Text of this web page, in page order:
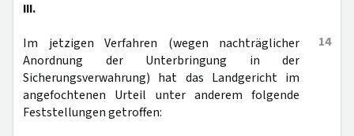
III.
14
Im jetzigen Verfahren (wegen nachträglicher
Anordnung der Unterbringung in der
Sicherungsverwahrung) hat das Landgericht im
angefochtenen Urteil unter anderem folgende
Feststellungen getroffen: